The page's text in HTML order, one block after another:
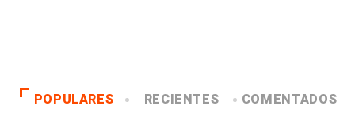
POPULARES RECIENTES COMENTADOS